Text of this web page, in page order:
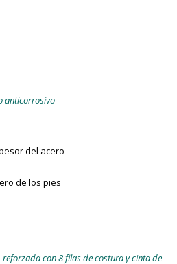
anticorrosivo
del acero
de los pies
reforzada con 8 filas de costura y cinta de